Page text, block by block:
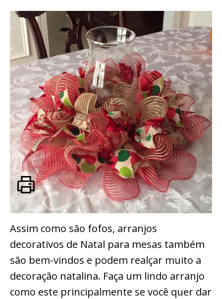
Assim como são fofos, arranjos
decorativos de Natal para mesas também
são bem-vindos e podem realçar muito a
decoração natalina. Faça um lindo arranjo
como este principalmente se você quer dar